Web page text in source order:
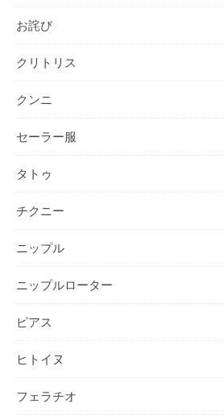
お詫び
クリトリス
クンニ
セーラー服
タトゥ
チクニー
ニップル
ニップルローター
ピアス
ヒトイヌ
フェラチオ